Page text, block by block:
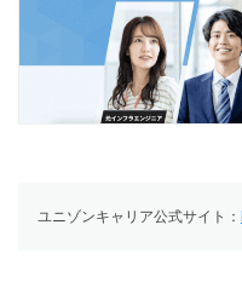
ユニゾンキャリア公式サイト：